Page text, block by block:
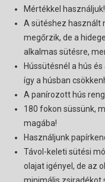
Mértékkel
A sütéshez használt
megőrzik, de a
alkalmas sütésre,
Hússütésnél a hús
így a húsban
A panírozott hús
180 fokon süssünk,
magába!
Használjunk
Távol-keleti sütési
olajat igényel, de az
minimális zsiradékot